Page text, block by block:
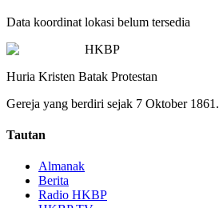
Data koordinat lokasi belum tersedia
HKBP
Huria Kristen Batak Protestan
Gereja yang berdiri sejak 7 Oktober 1861.
Tautan
Almanak
Berita
Radio HKBP